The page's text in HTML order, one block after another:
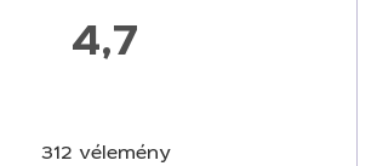
4,7
312 vélemény